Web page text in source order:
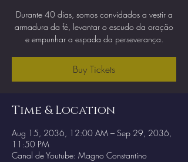
Durante 40 dias, somos convidados a vestir a
armadura da fé, levantar o escudo da oração
e empunhar a espada da perseverança.
Buy Tickets
Time & Location
Aug 15, 2036, 12:00 AM – Sep 29, 2036,
11:50 PM
Canal de Youtube: Magno Constantino